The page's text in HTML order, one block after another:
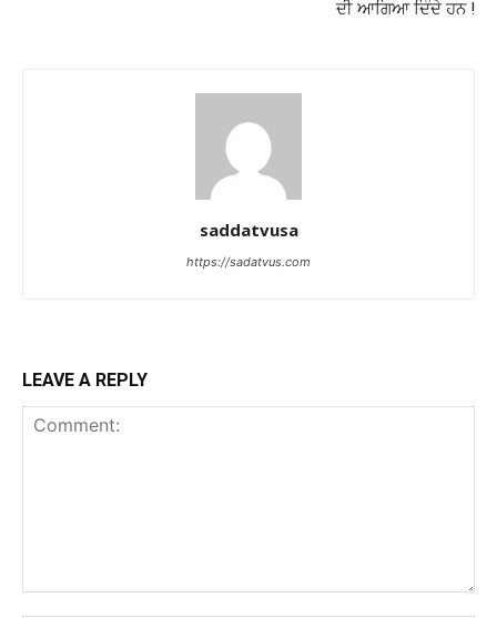
ਦੀ ਆਗਿਆ ਦਿੰਦੇ ਹਨ !
saddatvusa
https://sadatvus.com
LEAVE A REPLY